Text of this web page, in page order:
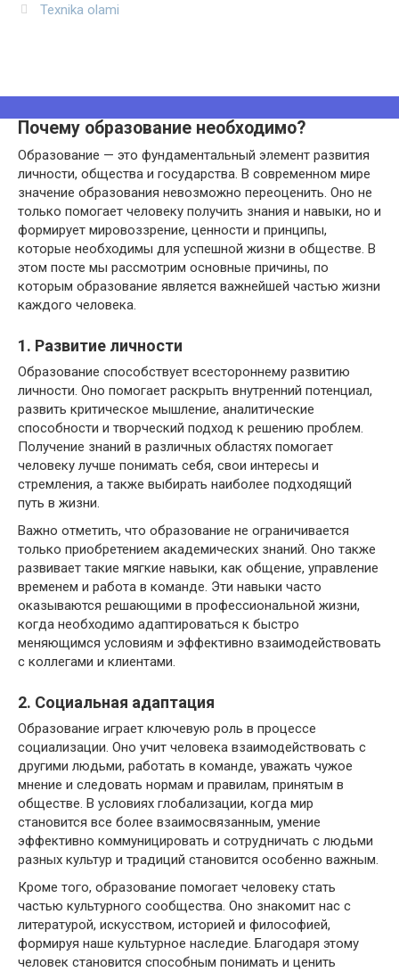
Texnika olami
Почему образование необходимо?
Образование — это фундаментальный элемент развития
личности, общества и государства. В современном мире
значение образования невозможно переоценить. Оно не
только помогает человеку получить знания и навыки, но и
формирует мировоззрение, ценности и принципы,
которые необходимы для успешной жизни в обществе. В
этом посте мы рассмотрим основные причины, по
которым образование является важнейшей частью жизни
каждого человека.
1. Развитие личности
Образование способствует всестороннему развитию
личности. Оно помогает раскрыть внутренний потенциал,
развить критическое мышление, аналитические
способности и творческий подход к решению проблем.
Получение знаний в различных областях помогает
человеку лучше понимать себя, свои интересы и
стремления, а также выбирать наиболее подходящий
путь в жизни.
Важно отметить, что образование не ограничивается
только приобретением академических знаний. Оно также
развивает такие мягкие навыки, как общение, управление
временем и работа в команде. Эти навыки часто
оказываются решающими в профессиональной жизни,
когда необходимо адаптироваться к быстро
меняющимся условиям и эффективно взаимодействовать
с коллегами и клиентами.
2. Социальная адаптация
Образование играет ключевую роль в процессе
социализации. Оно учит человека взаимодействовать с
другими людьми, работать в команде, уважать чужое
мнение и следовать нормам и правилам, принятым в
обществе. В условиях глобализации, когда мир
становится все более взаимосвязанным, умение
эффективно коммуницировать и сотрудничать с людьми
разных культур и традиций становится особенно важным.
Кроме того, образование помогает человеку стать
частью культурного сообщества. Оно знакомит нас с
литературой, искусством, историей и философией,
формируя наше культурное наследие. Благодаря этому
человек становится способным понимать и ценить